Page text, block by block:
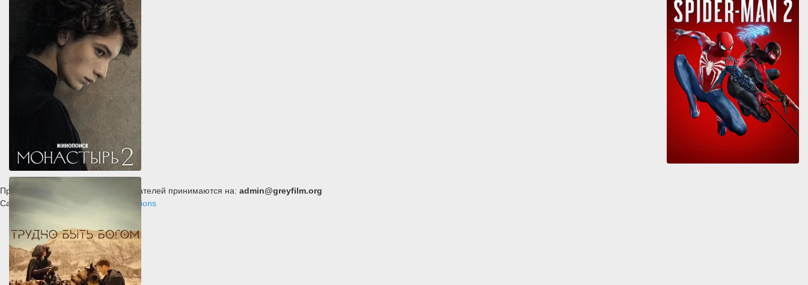
Претензии российских правообладателей принимаются на: admin@greyfilm.org
Сайт летает на VPS от
Inferno Solutions